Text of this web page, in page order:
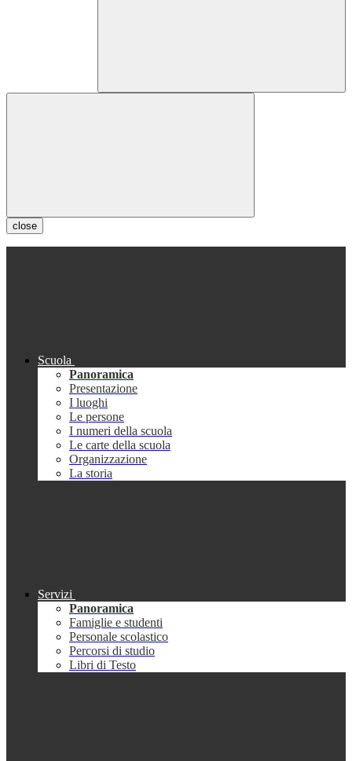
close
Scuola
Panoramica
Presentazione
I luoghi
Le persone
I numeri della scuola
Le carte della scuola
Organizzazione
La storia
Servizi
Panoramica
Famiglie e studenti
Personale scolastico
Percorsi di studio
Libri di Testo